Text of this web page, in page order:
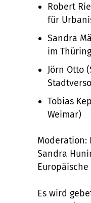
Robert
für
Sandra
im
Jörn Otto
Tobias
Weimar)
Moderation:
Sandra
Es wird